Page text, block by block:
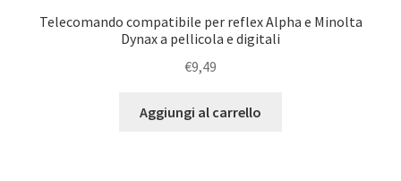
Telecomando compatibile per reflex Alpha e Minolta
Dynax a pellicola e digitali
€9,49
Aggiungi al carrello